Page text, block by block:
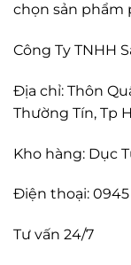
chọn sản phẩm
Công Ty TNHH
Địa chỉ: Thôn
Thường Tín, Tp
Kho hàng: Dục
Điện thoại: 0945
Tư vấn 24/7